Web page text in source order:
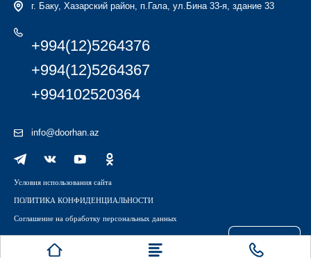
Файлы куки
г. Баку, Хазарский район, п.Гала, ул.Бина 33-я, здание 33
+994(12)5264376
+994(12)5264367
+994102520364
info@doorhan.az
Условия использования сайта
ПОЛИТИКА КОНФИДЕНЦИАЛЬНОСТИ
Соглашение на обработку персональных данных